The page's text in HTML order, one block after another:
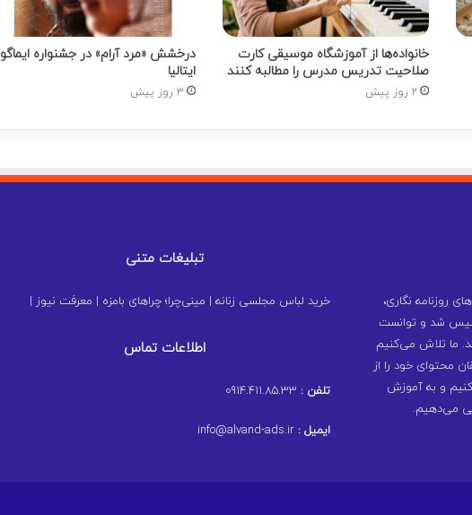
خانواده‌ها از آموزشگاه موسیقی کارت
صلاحیت تدریس مدرس را مطالبه کنند
2 روز پیش
درخشش «مرد آرام» در جشنواره ایماگو
ایتالیا
3 روز پیش
روزنامه نگاری،
تولید محتوا و.. در سال ۱۴۰۴ تاسیس شد و توانست
ما تلاش می‌کنیم
محتوای خود را از
و به آموزش
می‌دهیم.
تبلیغات متنی
خرید لباس مجلسی زنانه| مینی‌چرا؛ چراهای بامزه | معرفت نیوز |
اطلاعات تماس
تلفن :
ایمیل :